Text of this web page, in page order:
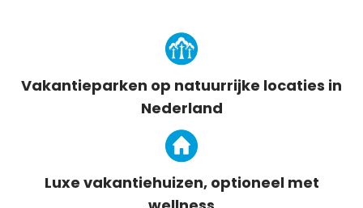
Vakantieparken op natuurrijke locaties in
Nederland
Luxe vakantiehuizen, optioneel met